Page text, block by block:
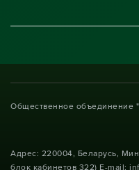
Общественное объединение
Адрес: 220004, Беларусь,
блок кабинетов 322) E-mail: